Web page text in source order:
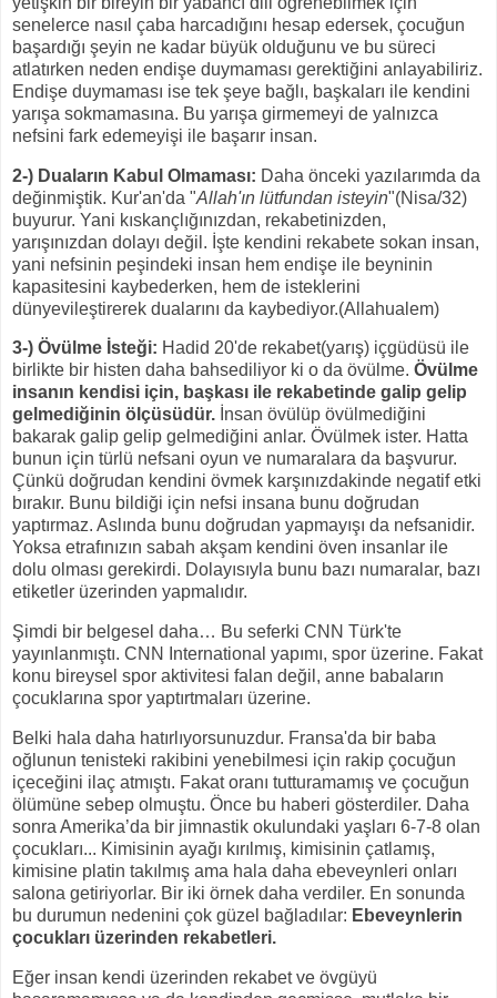
senelerce nasıl çaba harcadığını hesap edersek, çocuğun
başardığı şeyin ne kadar büyük olduğunu ve bu süreci
atlatırken neden endişe duymaması gerektiğini anlayabiliriz.
Endişe duymaması ise tek şeye bağlı, başkaları ile kendini
yarışa sokmamasına. Bu yarışa girmemeyi de yalnızca
nefsini fark edemeyişi ile başarır insan.
2-) Duaların Kabul Olmaması: Daha önceki yazılarımda da
değinmiştik. Kur'an'da "Allah'ın lütfundan isteyin"(Nisa/32)
buyurur. Yani kıskançlığınızdan, rekabetinizden,
yarışınızdan dolayı değil. İşte kendini rekabete sokan insan,
yani nefsinin peşindeki insan hem endişe ile beyninin
kapasitesini kaybederken, hem de isteklerini
dünyevileştirerek dualarını da kaybediyor.(Allahualem)
3-) Övülme İsteği: Hadid 20'de rekabet(yarış) içgüdüsü ile
birlikte bir histen daha bahsediliyor ki o da övülme. Övülme
insanın kendisi için, başkası ile rekabetinde galip gelip
gelmediğinin ölçüsüdür. İnsan övülüp övülmediğini
bakarak galip gelip gelmediğini anlar. Övülmek ister. Hatta
bunun için türlü nefsani oyun ve numaralara da başvurur.
Çünkü doğrudan kendini övmek karşınızdakinde negatif etki
bırakır. Bunu bildiği için nefsi insana bunu doğrudan
yaptırmaz. Aslında bunu doğrudan yapmayışı da nefsanidir.
Yoksa etrafınızın sabah akşam kendini öven insanlar ile
dolu olması gerekirdi. Dolayısıyla bunu bazı numaralar, bazı
etiketler üzerinden yapmalıdır.
Şimdi bir belgesel daha… Bu seferki CNN Türk'te
yayınlanmıştı. CNN International yapımı, spor üzerine. Fakat
konu bireysel spor aktivitesi falan değil, anne babaların
çocuklarına spor yaptırtmaları üzerine.
Belki hala daha hatırlıyorsunuzdur. Fransa'da bir baba
oğlunun tenisteki rakibini yenebilmesi için rakip çocuğun
içeceğini ilaç atmıştı. Fakat oranı tutturamamış ve çocuğun
ölümüne sebep olmuştu. Önce bu haberi gösterdiler. Daha
sonra Amerika’da bir jimnastik okulundaki yaşları 6-7-8 olan
çocukları... Kimisinin ayağı kırılmış, kimisinin çatlamış,
kimisine platin takılmış ama hala daha ebeveynleri onları
salona getiriyorlar. Bir iki örnek daha verdiler. En sonunda
bu durumun nedenini çok güzel bağladılar: Ebeveynlerin
çocukları üzerinden rekabetleri.
Eğer insan kendi üzerinden rekabet ve övgüyü